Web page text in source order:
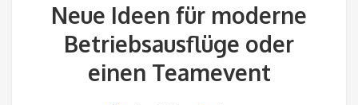
Neue Ideen für moderne
Betriebsausflüge oder
einen Teamevent